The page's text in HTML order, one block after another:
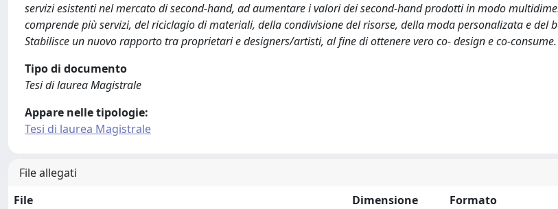
servizi esistenti nel mercato di second-hand, ad aumentare i valori dei second-hand prodotti in modo
comprende più servizi, del riciclagio di materiali, della condivisione del risorse, della moda personalizata e del
Stabilisce un nuovo rapporto tra proprietari e designers/artisti, al fine di ottenere vero co- design e co-consume.
Tipo di documento
Tesi di laurea Magistrale
Appare nelle tipologie:
Tesi di laurea Magistrale
File allegati
File
Dimensione Formato